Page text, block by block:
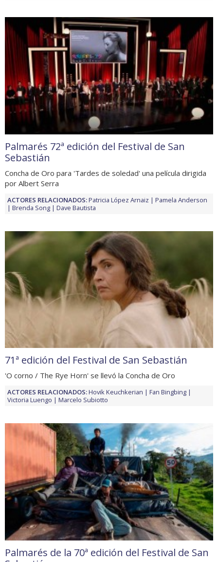
Palmarés 72ª edición del Festival de San
Sebastián
Concha de Oro para 'Tardes de soledad' una película dirigida
por Albert Serra
ACTORES RELACIONADOS:Patricia López Arnaiz
Pamela Anderson
Brenda Song
Dave Bautista
71ª edición del Festival de San Sebastián
'O corno / The Rye Horn' se llevó la Concha de Oro
ACTORES RELACIONADOS:Hovik Keuchkerian
Fan Bingbing
Victoria Luengo
Marcelo Subiotto
Palmarés de la 70ª edición del Festival de San